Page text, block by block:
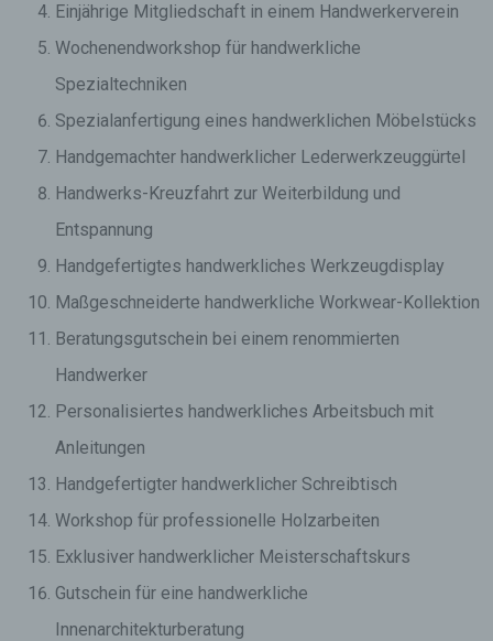
Einjährige Mitgliedschaft in einem Handwerkerverein
Wochenendworkshop für handwerkliche
Spezialtechniken
Spezialanfertigung eines handwerklichen Möbelstücks
Handgemachter handwerklicher Lederwerkzeuggürtel
Handwerks-Kreuzfahrt zur Weiterbildung und
Entspannung
Handgefertigtes handwerkliches Werkzeugdisplay
Maßgeschneiderte handwerkliche Workwear-Kollektion
Beratungsgutschein bei einem renommierten
Handwerker
Personalisiertes handwerkliches Arbeitsbuch mit
Anleitungen
Handgefertigter handwerklicher Schreibtisch
Workshop für professionelle Holzarbeiten
Exklusiver handwerklicher Meisterschaftskurs
Gutschein für eine handwerkliche
Innenarchitekturberatung